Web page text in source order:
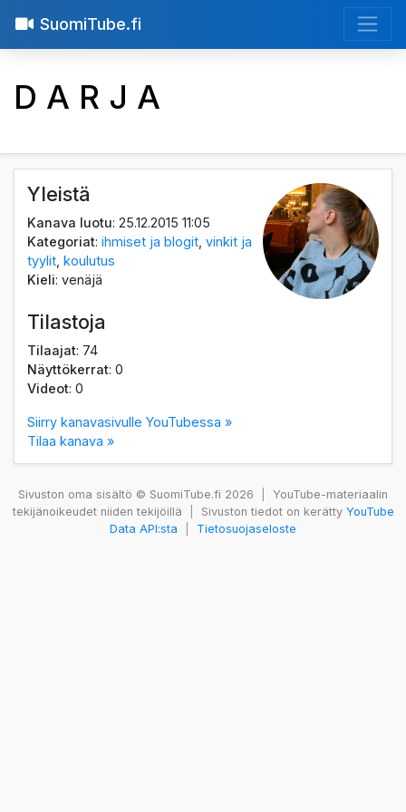
SuomiTube.fi
D A R J A
Yleistä
Kanava luotu: 25.12.2015 11:05
Kategoriat:ihmiset ja blogit ,vinkit ja
tyylit ,koulutus
Kieli: venäjä
Tilastoja
Tilaajat: 74
Näyttökerrat: 0
Videot: 0
Siirry kanavasivulle YouTubessa »
Tilaa kanava »
Sivuston oma sisältö © SuomiTube.fi 2026
YouTube-materiaalin
tekijänoikeudet niiden tekijöillä
Sivuston tiedot on kerätty YouTube
Data API:sta
Tietosuojaseloste